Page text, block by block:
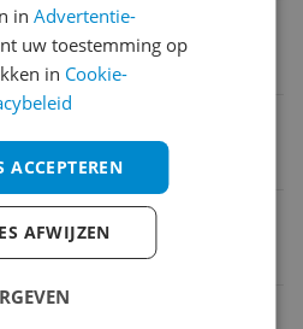
inAdvertentie-
uw toestemming op
in Cookie-
ACCEPTEREN
AFWIJZEN